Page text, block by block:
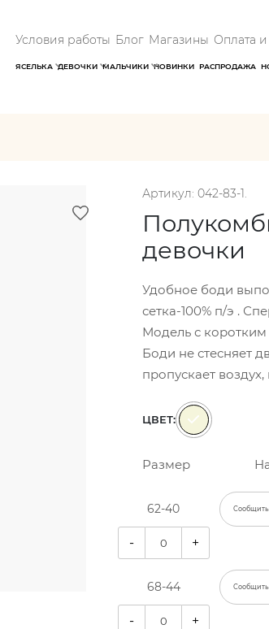
Условия работы Блог Магазины Оплата и
ЯСЕЛЬКА ДЕВОЧКИ МАЛЬЧИКИ НОВИНКИ РАСПРОДАЖА
Артикул: 042-83-1.
девочки
Удобное боди
сетка-100% п/э .
Модель с
Боди не стесняет
пропускает
ЦВЕТ:
Размер
62-40 Сообщить
- +
68-44 Сообщить
- +